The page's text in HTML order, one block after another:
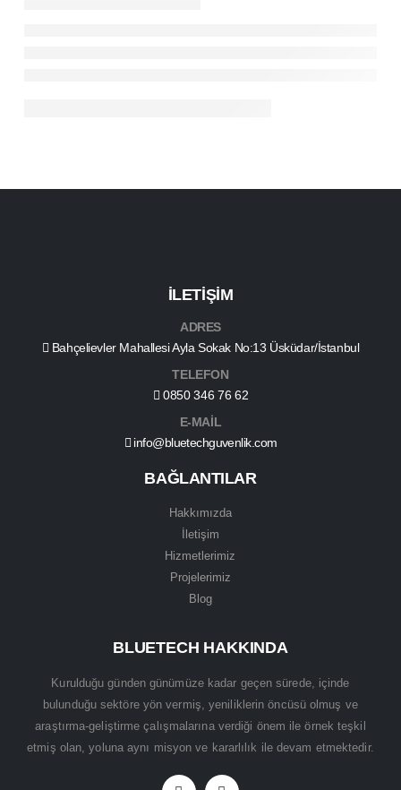
İLETİŞİM
ADRES
Bahçelievler Mahallesi Ayla Sokak No:13 Üsküdar/İstanbul
TELEFON
0850 346 76 62
E-MAİL
info@bluetechguvenlik.com
BAĞLANTILAR
Hakkımızda
İletişim
Hizmetlerimiz
Projelerimiz
Blog
BLUETECH HAKKINDA
Kurulduğu günden günümüze kadar geçen sürede, içinde
bulunduğu sektöre yön vermiş, yeniliklerin öncüsü olmuş ve
araştırma-geliştirme çalışmalarına verdiği önem ile örnek teşkil
etmiş olan, yoluna aynı misyon ve kararlılık ile devam etmektedir.